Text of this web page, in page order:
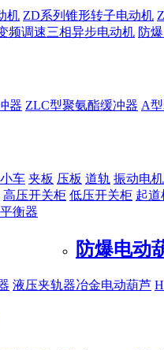
机 ZD系列锥形转子电动机
频调速三相异步电动机 防
器 ZLC型聚氨酯缓冲器 A
车 夹板 压板 道轨 振动电机
高压开关柜 低压开关柜 起道
衡器
液压夹轨器
防爆电动
冶金电动葫芦